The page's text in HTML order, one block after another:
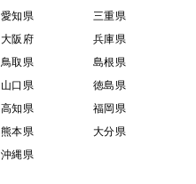
愛知県
三重県
大阪府
兵庫県
鳥取県
島根県
山口県
徳島県
高知県
福岡県
熊本県
大分県
沖縄県